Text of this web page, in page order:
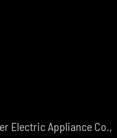
Electric Appliance Co.,